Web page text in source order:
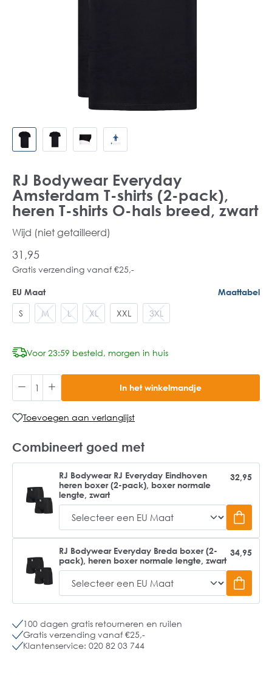
RJ Bodywear Everyday
Amsterdam T-shirts (2-pack),
heren T-shirts O-hals breed, zwart
Wijd (niet getailleerd)
31,95
Gratis verzending vanaf €25,-
EU Maat Maattabel
S M L XL XXL 3XL
Voor 23:59 besteld, morgen in huis
In het winkelmandje
Toevoegen aan verlanglijst
Combineert goed met
RJ Bodywear RJ Everyday Eindhoven
heren boxer (2-pack), boxer normale
lengte, zwart
32,95
RJ Bodywear Everyday Breda boxer (2-
pack), heren boxer normale lengte, zwart
34,95
100 dagen gratis retourneren en ruilen
Gratis verzending vanaf €25,-
Klantenservice: 020 82 03 744